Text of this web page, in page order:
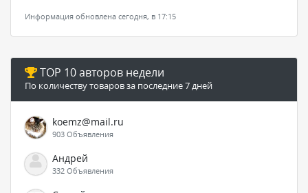
Информация обновлена сегодня, в 17:15
TOP 10 авторов недели
По количеству товаров за последние 7 дней
koemz@mail.ru
903 Объявления
Андрей
332 Объявления